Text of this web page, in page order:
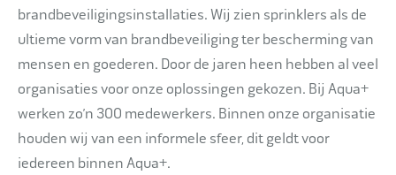
brandbeveiligingsinstallaties. Wij zien sprinklers als de
ultieme vorm van brandbeveiliging ter bescherming van
mensen en goederen. Door de jaren heen hebben al veel
organisaties voor onze oplossingen gekozen. Bij Aqua+
werken zo’n 300 medewerkers. Binnen onze organisatie
houden wij van een informele sfeer, dit geldt voor
iedereen binnen Aqua+.